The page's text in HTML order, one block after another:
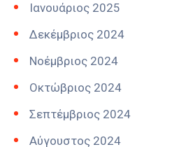
Ιανουάριος 2025
Δεκέμβριος 2024
Νοέμβριος 2024
Οκτώβριος 2024
Σεπτέμβριος 2024
Αύγουστος 2024